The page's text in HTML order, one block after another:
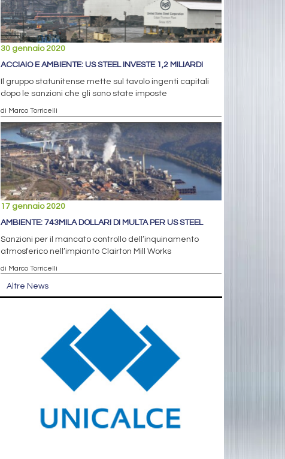
30 gennaio 2020
ACCIAIO E AMBIENTE: US STEEL INVESTE 1,2 MILIARDI
Il gruppo statunitense mette sul tavolo ingenti capitali
dopo le sanzioni che gli sono state imposte
di Marco Torricelli
17 gennaio 2020
AMBIENTE: 743MILA DOLLARI DI MULTA PER US STEEL
Sanzioni per il mancato controllo dell’inquinamento
atmosferico nell’impianto Clairton Mill Works
di Marco Torricelli
Altre News